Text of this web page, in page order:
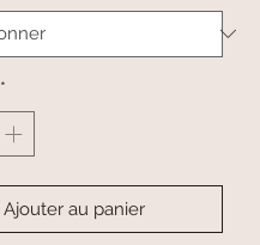
*
Ajouter au panier